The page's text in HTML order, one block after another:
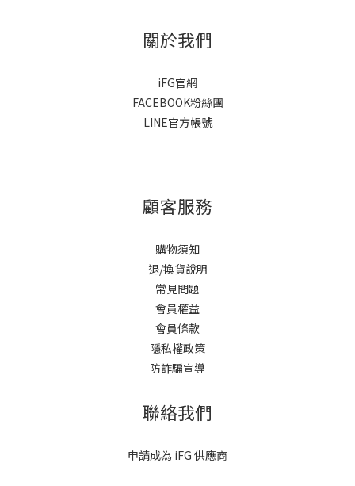
關於我們
iFG官網
FACEBOOK粉絲團
LINE官方帳號
顧客服務
購物須知
退/換貨說明
常見問題
會員權益
會員條款
隱私權政策
防詐騙宣導
聯絡我們
申請成為 iFG 供應商